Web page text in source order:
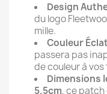
Design
du logo
mille.
Couleur
passera pas
de couleur à vos
Dimensions
5.5cm, ce